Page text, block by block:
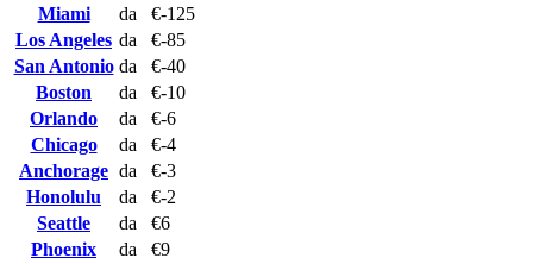
Miami
da
€-125
Los Angeles da
€-85
San Antonio da
€-40
Boston
da
€-10
Orlando
da
€-6
Chicago
da
€-4
Anchorage da
€-3
Honolulu
da
€-2
Seattle
da
€6
Phoenix
da
€9